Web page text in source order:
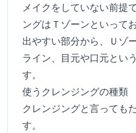
メイクをしていない前提
ングはＴゾーンといって
出やすい部分から、Ｕゾ
ライン、目元や口元とい
す。
使うクレンジングの種類
クレンジングと言っても
す。